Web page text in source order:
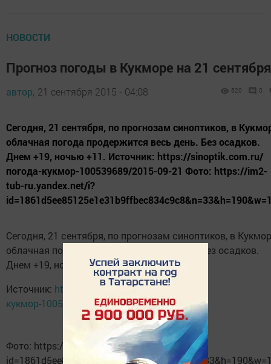
НОВОСТИ
Прогноз погоды в Кукморе на 21 сентября
автор, 21 сентября 2015 - 04:08 620 0
Сегодня, 21 сентября, по прогнозам синоптиков, в
облачная погода продержится весь день. Без осадков.
Днем +19, ночью +11. Источник: https://sinoptik.com.ru/
погода-кукмор-100539689/2015-09-21 Фото: https://im2-
tub-ru.yandex.net/i?
Сегодня, 21 сентября, по прогнозам синоптиков, в
облачная погода продержится весь день. Без осадков.
Днем +19, ночью +11.
Источник: https://sinoptik.com.ru/погода-
кукмор-100539689/2015-09-21
Фото: https://im2-tub-ru.yandex.net/i?